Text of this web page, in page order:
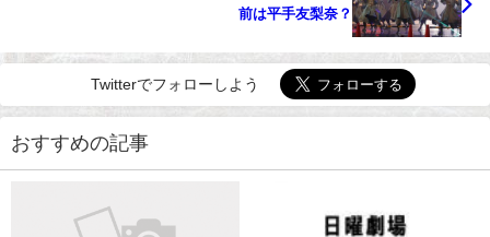
前は平手友梨奈？
Twitterでフォローしよう
おすすめの記事